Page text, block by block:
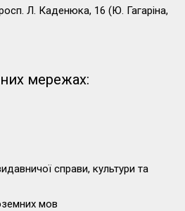
Л. Каденюка, 16 (Ю. Гагаріна,
мережах:
справи, культури та
мов